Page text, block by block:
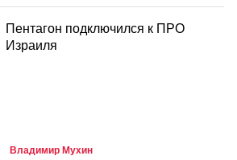
Пентагон подключился к ПРО
Израиля
Владимир Мухин